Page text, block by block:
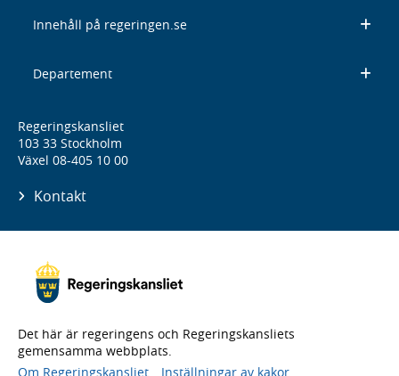
Innehåll på regeringen.se
Departement
Regeringskansliet
103 33 Stockholm
Växel 08-405 10 00
Kontakt
Det här är regeringens och Regeringskansliets
gemensamma webbplats.
Om Regeringskansliet
Inställningar av kakor